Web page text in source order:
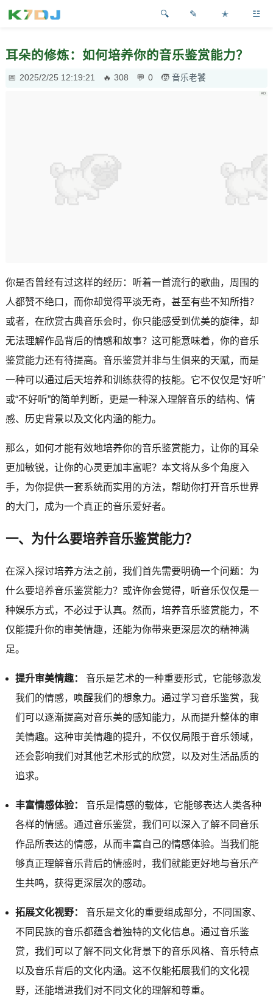
✎ ✭ ☳
耳朵的修炼：如何培养你的音乐鉴赏能力？
2025/2/25 12:19:21 308 0 音乐老饕
你是否曾经有过这样的经历：听着一首流行的歌曲，周围的
人都赞不绝口，而你却觉得平淡无奇，甚至有些不知所措？
或者，在欣赏古典音乐会时，你只能感受到优美的旋律，却
无法理解作品背后的情感和故事？这可能意味着，你的音乐
鉴赏能力还有待提高。音乐鉴赏并非与生俱来的天赋，而是
一种可以通过后天培养和训练获得的技能。它不仅仅是“好听”
或“不好听”的简单判断，更是一种深入理解音乐的结构、情
感、历史背景以及文化内涵的能力。
那么，如何才能有效地培养你的音乐鉴赏能力，让你的耳朵
更加敏锐，让你的心灵更加丰富呢？本文将从多个角度入
手，为你提供一套系统而实用的方法，帮助你打开音乐世界
的大门，成为一个真正的音乐爱好者。
一、为什么要培养音乐鉴赏能力？
在深入探讨培养方法之前，我们首先需要明确一个问题：为
什么要培养音乐鉴赏能力？或许你会觉得，听音乐仅仅是一
种娱乐方式，不必过于认真。然而，培养音乐鉴赏能力，不
仅能提升你的审美情趣，还能为你带来更深层次的精神满
足。
提升审美情趣：
音乐是艺术的一种重要形式，它能够激发
我们的情感，唤醒我们的想象力。通过学习音乐鉴赏，我
们可以逐渐提高对音乐美的感知能力，从而提升整体的审
美情趣。这种审美情趣的提升，不仅仅局限于音乐领域，
还会影响我们对其他艺术形式的欣赏，以及对生活品质的
追求。
丰富情感体验：
音乐是情感的载体，它能够表达人类各种
各样的情感。通过音乐鉴赏，我们可以深入了解不同音乐
作品所表达的情感，从而丰富自己的情感体验。当我们能
够真正理解音乐背后的情感时，我们就能更好地与音乐产
生共鸣，获得更深层次的感动。
拓展文化视野：
音乐是文化的重要组成部分，不同国家、
不同民族的音乐都蕴含着独特的文化信息。通过音乐鉴
赏，我们可以了解不同文化背景下的音乐风格、音乐特点
以及音乐背后的文化内涵。这不仅能拓展我们的文化视
野，还能增进我们对不同文化的理解和尊重。